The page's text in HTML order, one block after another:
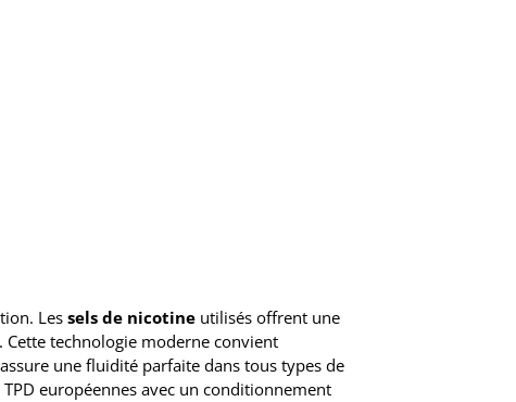
Lessels de nicotine utilisés offrent une
technologie moderne convient
une fluidité parfaite dans tous types de
européennes avec un conditionnement